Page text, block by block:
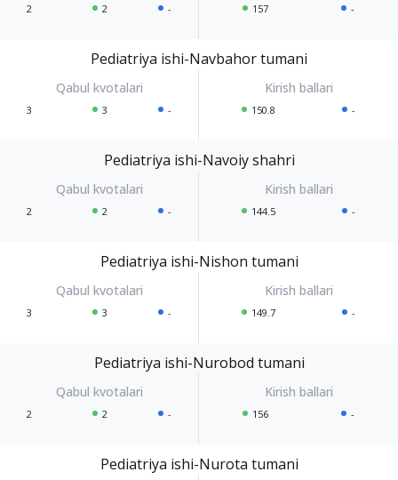
2 2 - 157 -
Pediatriya ishi-Navbahor tumani
3 3 - 150.8 -
Pediatriya ishi-Navoiy shahri
2 2 - 144.5 -
Pediatriya ishi-Nishon tumani
3 3 - 149.7 -
Pediatriya ishi-Nurobod tumani
2 2 - 156 -
Pediatriya ishi-Nurota tumani